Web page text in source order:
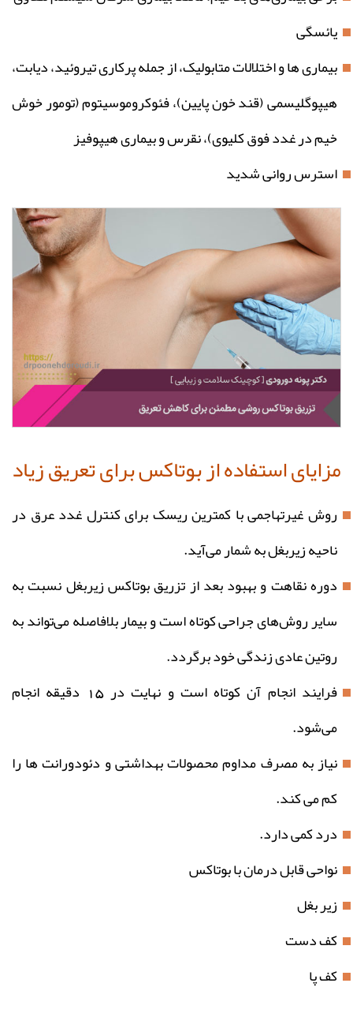
یائسگی
بیماری‌ ها و اختلالات متابولیک، از جمله پرکاری تیروئید، دیابت،
هیپوگلیسمی (قند خون پایین)، فئوکروموسیتوم (تومور خوش
خیم در غدد فوق کلیوی)، نقرس و بیماری هیپوفیز
استرس روانی شدید
مزایای استفاده از بوتاکس برای تعریق زیاد
روش غیرتهاجمی با کمترین ریسک برای کنترل غدد عرق در
ناحیه زیربغل به شمار می‌آید.
دوره نقاهت و بهبود بعد از تزریق بوتاکس زیربغل نسبت به
سایر روش‌های جراحی کوتاه است و بیمار بلافاصله می‌تواند به
روتین عادی زندگی خود برگردد.
فرایند انجام آن کوتاه است و نهایت در 15 دقیقه انجام
می‌شود.
نیاز به مصرف مداوم محصولات بهداشتی و دئودورانت‌ ها را
کم می‌ کند.
درد کمی دارد.
نواحی قابل درمان با بوتاکس
زیر بغل
کف دست
کف پا